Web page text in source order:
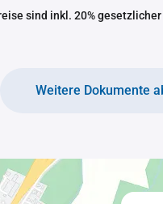
sind inkl. 20%
Weitere Dokumente